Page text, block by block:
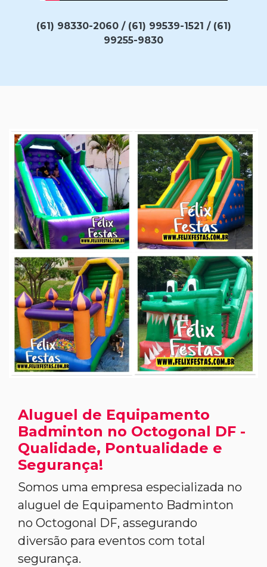
(61) 98330-2060 / (61) 99539-1521 / (61)
99255-9830
Aluguel de Equipamento
Badminton no Octogonal DF -
Qualidade, Pontualidade e
Segurança!
Somos uma empresa especializada no
aluguel de Equipamento Badminton
no Octogonal DF, assegurando
diversão para eventos com total
segurança.